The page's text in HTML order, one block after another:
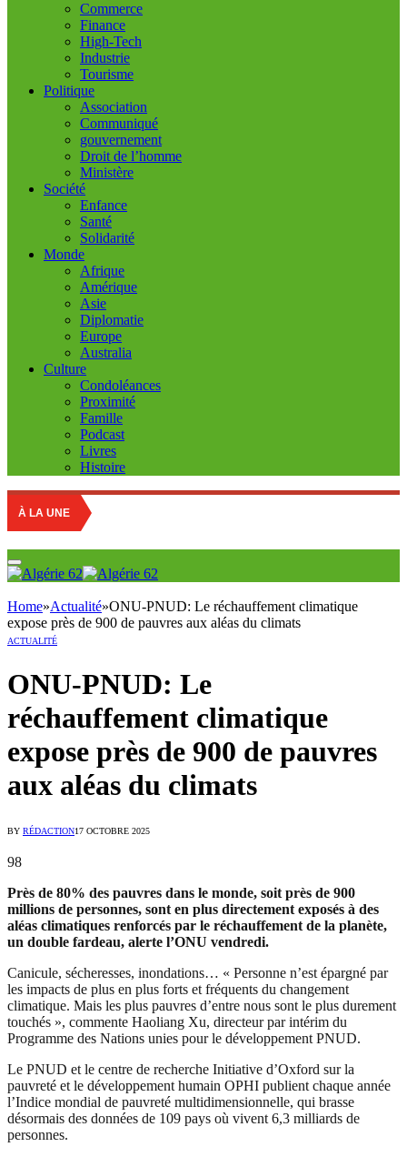
Commerce
Finance
High-Tech
Industrie
Tourisme
Politique
Association
Communiqué
gouvernement
Droit de l’homme
Ministère
Société
Enfance
Santé
Solidarité
Monde
Afrique
Amérique
Asie
Diplomatie
Europe
Australia
Culture
Condoléances
Proximité
Famille
Podcast
Livres
Histoire
À LA UNE
Home»Actualité»ONU-PNUD: Le réchauffement climatique
expose près de 900 de pauvres aux aléas du climats
ACTUALITÉ
ONU-PNUD: Le
réchauffement climatique
expose près de 900 de pauvres
aux aléas du climats
BY RÉDACTION17 OCTOBRE 2025
98
Près de 80% des pauvres dans le monde, soit près de 900
millions de personnes, sont en plus directement exposés à des
aléas climatiques renforcés par le réchauffement de la planète,
un double fardeau, alerte l’ONU vendredi.
Canicule, sécheresses, inondations… « Personne n’est épargné par
les impacts de plus en plus forts et fréquents du changement
climatique. Mais les plus pauvres d’entre nous sont le plus durement
touchés », commente Haoliang Xu, directeur par intérim du
Programme des Nations unies pour le développement PNUD.
Le PNUD et le centre de recherche Initiative d’Oxford sur la
pauvreté et le développement humain OPHI publient chaque année
l’Indice mondial de pauvreté multidimensionnelle, qui brasse
désormais des données de 109 pays où vivent 6,3 milliards de
personnes.